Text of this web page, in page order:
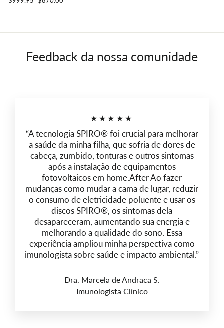
Feedback da nossa comunidade
★★★★★
“A tecnologia SPIRO® foi crucial para melhorar
a saúde da minha filha, que sofria de dores de
cabeça, zumbido, tonturas e outros sintomas
após a instalação de equipamentos
fotovoltaicos em home.After Ao fazer
mudanças como mudar a cama de lugar, reduzir
o consumo de eletricidade poluente e usar os
discos SPIRO®, os sintomas dela
desapareceram, aumentando sua energia e
melhorando a qualidade do sono. Essa
experiência ampliou minha perspectiva como
imunologista sobre saúde e impacto ambiental.”
Dra. Marcela de Andraca S.
Imunologista Clínico